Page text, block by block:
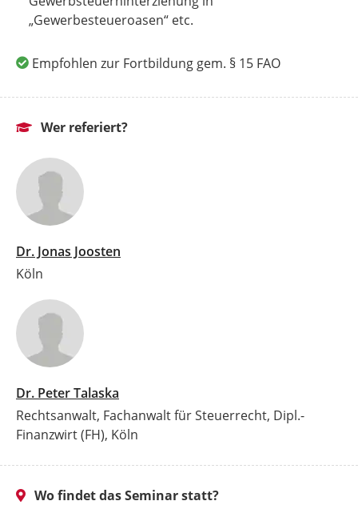
„Gewerbesteueroasen“ etc.
Empfohlen zur Fortbildung gem. § 15 FAO
Wer referiert?
Dr. Jonas Joosten
Köln
Dr. Peter Talaska
Rechtsanwalt, Fachanwalt für Steuerrecht, Dipl.-
Finanzwirt (FH), Köln
Wo findet das Seminar statt?